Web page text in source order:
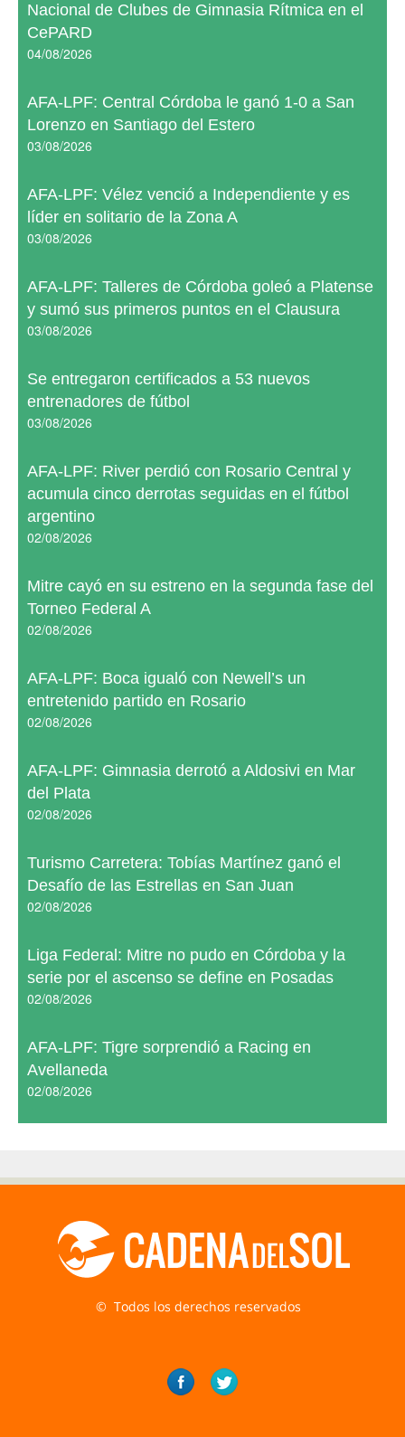
Nacional de Clubes de Gimnasia Rítmica en el
CePARD
04/08/2026
AFA-LPF: Central Córdoba le ganó 1-0 a San
Lorenzo en Santiago del Estero
03/08/2026
AFA-LPF: Vélez venció a Independiente y es
líder en solitario de la Zona A
03/08/2026
AFA-LPF: Talleres de Córdoba goleó a Platense
y sumó sus primeros puntos en el Clausura
03/08/2026
Se entregaron certificados a 53 nuevos
entrenadores de fútbol
03/08/2026
AFA-LPF: River perdió con Rosario Central y
acumula cinco derrotas seguidas en el fútbol
argentino
02/08/2026
Mitre cayó en su estreno en la segunda fase del
Torneo Federal A
02/08/2026
AFA-LPF: Boca igualó con Newell’s un
entretenido partido en Rosario
02/08/2026
AFA-LPF: Gimnasia derrotó a Aldosivi en Mar
del Plata
02/08/2026
Turismo Carretera: Tobías Martínez ganó el
Desafío de las Estrellas en San Juan
02/08/2026
Liga Federal: Mitre no pudo en Córdoba y la
serie por el ascenso se define en Posadas
02/08/2026
AFA-LPF: Tigre sorprendió a Racing en
Avellaneda
02/08/2026